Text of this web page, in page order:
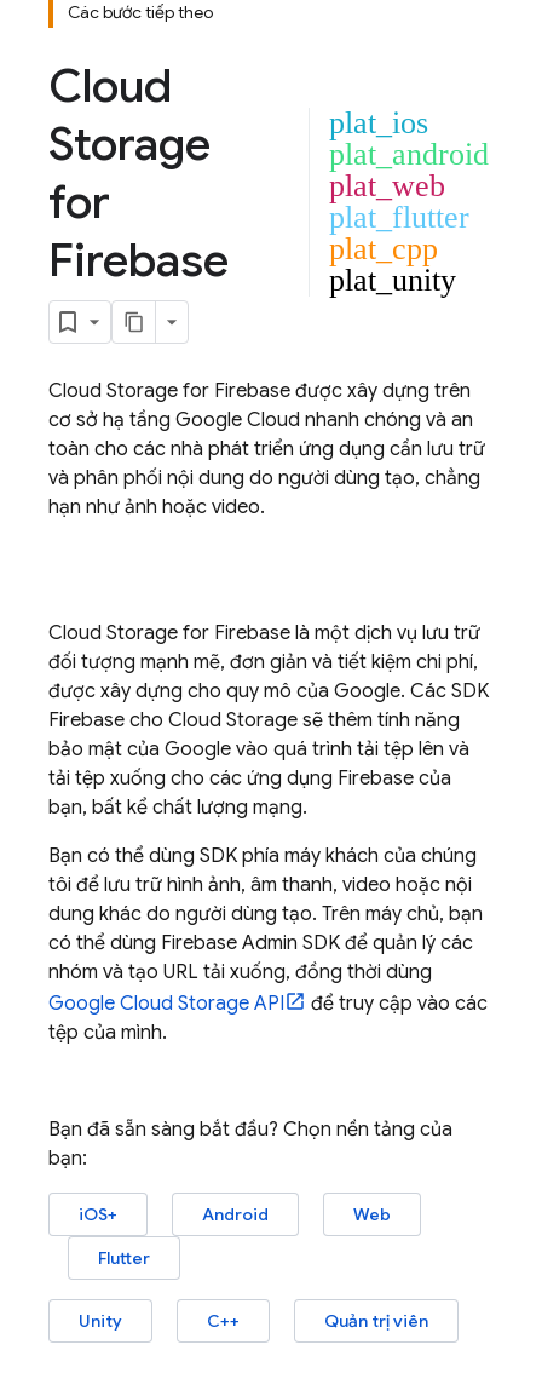
Các bước tiếp theo
Cloud
Storage
for
Firebase
plat_ios
plat_android
plat_web
plat_flutter
plat_cpp
plat_unity
Cloud Storage for Firebase được xây dựng trên
cơ sở hạ tầng Google Cloud nhanh chóng và an
toàn cho các nhà phát triển ứng dụng cần lưu trữ
và phân phối nội dung do người dùng tạo, chẳng
hạn như ảnh hoặc video.
Cloud Storage for Firebase là một dịch vụ lưu trữ
đối tượng mạnh mẽ, đơn giản và tiết kiệm chi phí,
được xây dựng cho quy mô của Google. Các SDK
Firebase cho Cloud Storage sẽ thêm tính năng
bảo mật của Google vào quá trình tải tệp lên và
tải tệp xuống cho các ứng dụng Firebase của
bạn, bất kể chất lượng mạng.
Bạn có thể dùng SDK phía máy khách của chúng
tôi để lưu trữ hình ảnh, âm thanh, video hoặc nội
dung khác do người dùng tạo. Trên máy chủ, bạn
có thể dùng Firebase Admin SDK để quản lý các
nhóm và tạo URL tải xuống, đồng thời dùng
Google Cloud Storage API
để truy cập vào các
tệp của mình.
Bạn đã sẵn sàng bắt đầu? Chọn nền tảng của
bạn:
iOS+ Android
Web
Flutter
Unity C++ Quản trị viên